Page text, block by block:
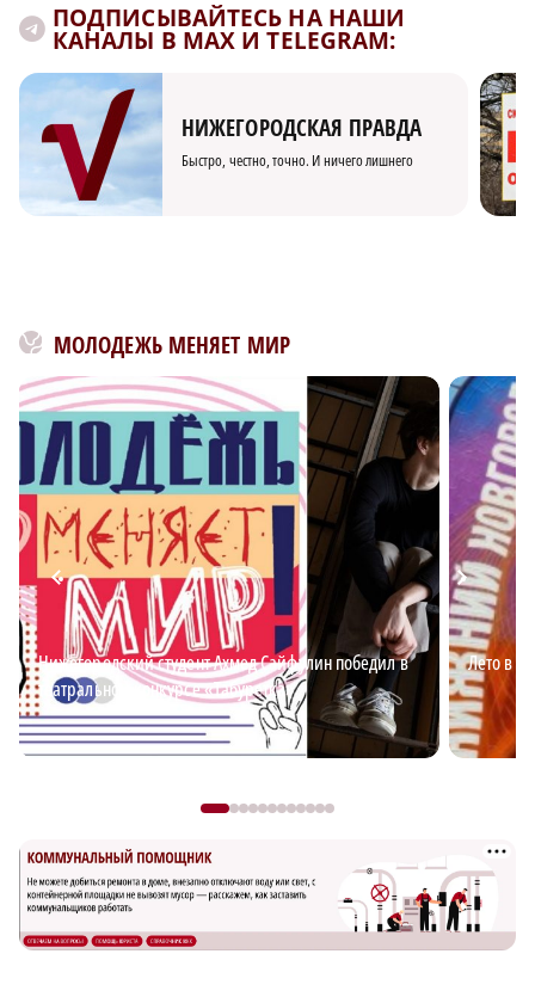
ПОДПИСЫВАЙТЕСЬ НА НАШИ
КАНАЛЫ В MAX И TELEGRAM:
НИЖЕГОРОДСКАЯ ПРАВДА
Быстро, честно, точно. И ничего лишнего
МОЛОДЕЖЬ МЕНЯЕТ МИР
Нижегородский студент Ахмед Сайфулин победил в
театральном конкурсе «Табуретка»
Лето в